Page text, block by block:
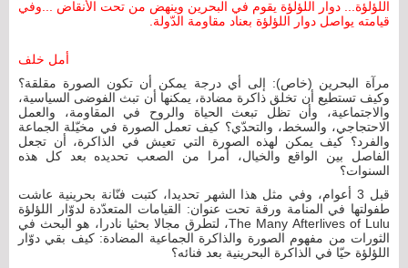
اللؤلؤة... دوار اللؤلؤة يقوم في البحرين وينهض من تحت الأنقاض ...وفي
قيامته يواصل دوار اللؤلؤة بعناد مقاومة الدّولة.
أمل خلف
مرآة البحرين (خاص): إلى أي درجة يمكن أن تكون الصورة مقلقة؟
وكيف تستطيع أن تخلق ذاكرة مضادة، يمكنها أن تبث الفوضى السياسية،
والاجتماعية، وأن تظل تبعث الحياة والروح في المقاومة، والعمل
الاحتجاجي، والسخط، والتحدّي؟ كيف تعمل الصورة في مخيّلة الجماعة
والفرد؟ كيف يمكن لهذه الصورة التي تعيش في الذاكرة، أن تجعل
الفاصل بين الواقع والخيال، أمرا من الصعب تحديده بعد كل هذه
السنوات؟
قبل 3 أعوام، وفي مثل هذا الشهر تحديدا، كتبت فنّانة بحرينية عاشت
طفولتها في المنامة ورقة تحت عنوان: القيامات المتعدّدة لدوّار اللؤلؤة
The Many Afterlives of Lulu، لتطرق مجالا بحثيا نادرا، هو البحث في
الثورات من مفهوم الصورة والذاكرة الجماعية المضادة: كيف بقي دوّار
اللؤلؤة حيّا في الذاكرة البحرينية بعد فنائه؟